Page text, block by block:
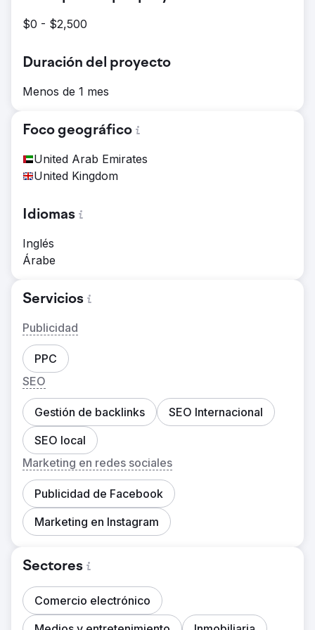
$0 - $2,500
Duración del proyecto
Menos de 1 mes
Foco geográfico
United Arab Emirates
United Kingdom
Idiomas
Inglés
Árabe
Servicios
Publicidad
PPC
SEO
Gestión de backlinks
SEO Internacional
SEO local
Marketing en redes sociales
Publicidad de Facebook
Marketing en Instagram
Sectores
Comercio electrónico